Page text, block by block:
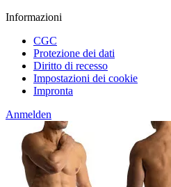
Informazioni
CGC
Protezione dei dati
Diritto di recesso
Impostazioni dei cookie
Impronta
Anmelden